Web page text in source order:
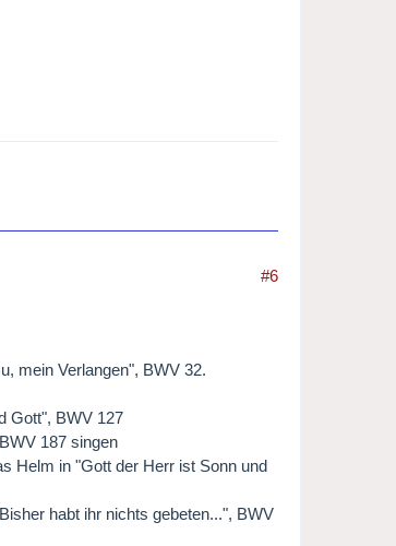
#6
mein Verlangen", BWV 32.
Gott", BWV 127
187 singen
Helm in "Gott der Herr ist Sonn und
habt ihr nichts gebeten...", BWV